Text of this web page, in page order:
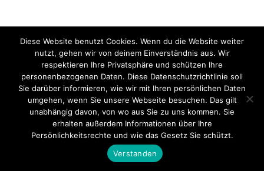
Diese Website benutzt Cookies. Wenn du die Website weiter
nutzt, gehen wir von deinem Einverständnis aus. Wir
respektieren Ihre Privatsphäre und schützen Ihre
personenbezogenen Daten. Diese Datenschutzrichtlinie soll
Sie darüber informieren, wie wir mit Ihren persönlichen Daten
umgehen, wenn Sie unsere Webseite besuchen. Das gilt
unabhängig davon, von wo aus Sie zu uns kommen. Sie
erhalten außerdem Informationen über Ihre
Persönlichkeitsrechte und wie das Gesetz Sie schützt.
Verstanden